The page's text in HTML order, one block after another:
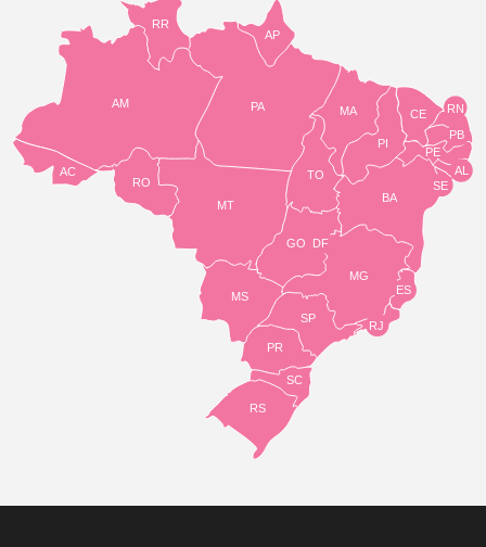
TO
BA
SE
PE
AL
RN
CE
PI
MA
AP
PA
RR
AM
AC
RO
MT
MS
GO
PR
SC
RS
SP
MG
RJ
ES
DF
PB